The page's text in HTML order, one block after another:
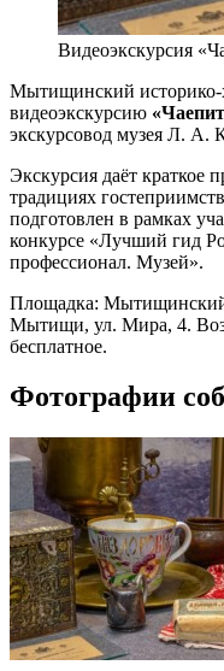
Видеоэкскурсия
Мытищинский историко-
видеоэкскурсию
экскурсовод музея Л. А.
Экскурсия даёт краткое
традициях
подготовлен в рамках
конкурсе «Лучший гид
профессионал. Музей».
Площадка: Мытищинский
Мытищи, ул. Мира, 4.
бесплатное.
Фотографии